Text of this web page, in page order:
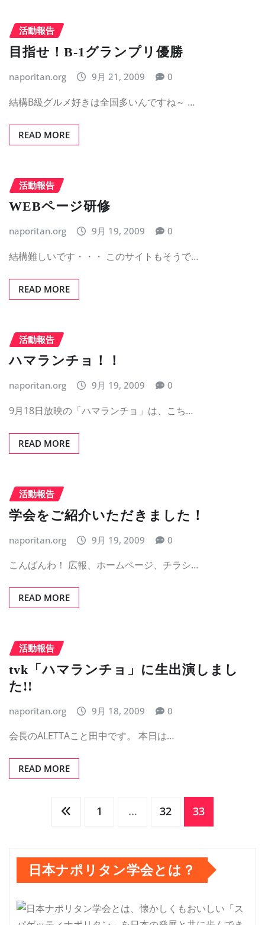
活動報告
目指せ！B-1グランプリ優勝
naporitan.org 9月 21, 2009 0
結構B級グルメ好きは全国多いんですね～ …
READ MORE
活動報告
WEBページ研修
naporitan.org 9月 19, 2009 0
結構難しいです・・・ このサイトもそうで…
READ MORE
活動報告
ハマランチョ！！
naporitan.org 9月 19, 2009 0
9月18日放映の「ハマランチョ」は、こち…
READ MORE
活動報告
学会をご紹介いただきました！
naporitan.org 9月 19, 2009 0
こんばんわ！ 広報、ホームページ、チラシ…
READ MORE
活動報告
tvk「ハマランチョ」に生出演しまし
た!!
naporitan.org 9月 18, 2009 0
会長のALETTAこと田中です。 本日は…
READ MORE
の
1 … 32 33
日本ナポリタン学会とは？